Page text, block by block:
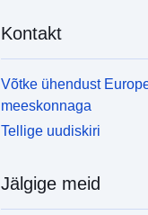
tasemete
tuvastatud probleemid. Raffinerie du Midi PPRT
kiideti heaks 28.
Kontakt
Võtke ühendust
meeskonnaga
Tellige uudiskiri
Jälgige meid